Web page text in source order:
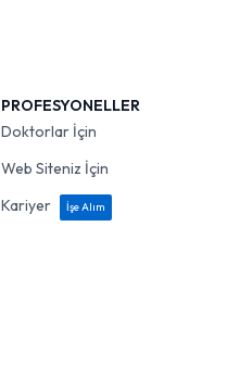
PROFESYONELLER
Doktorlar İçin
Web Siteniz İçin
Kariyer
İşe Alım